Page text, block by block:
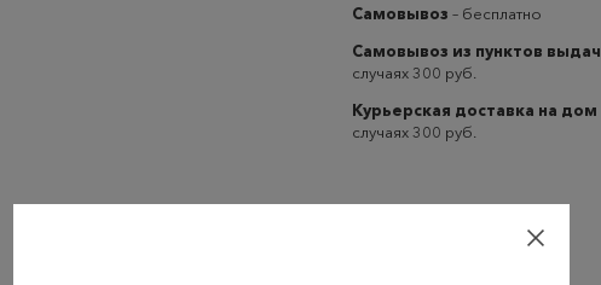
Самовывоз – бесплатно
Самовывоз из пунктов
случаях 300 руб.
Курьерская доставка на
случаях 300 руб.